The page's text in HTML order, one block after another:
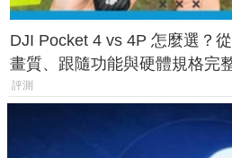
DJI Pocket 4 vs 4P 怎麼選？從
畫質、跟隨功能與硬體規格完
一次看懂兩台差異
評測